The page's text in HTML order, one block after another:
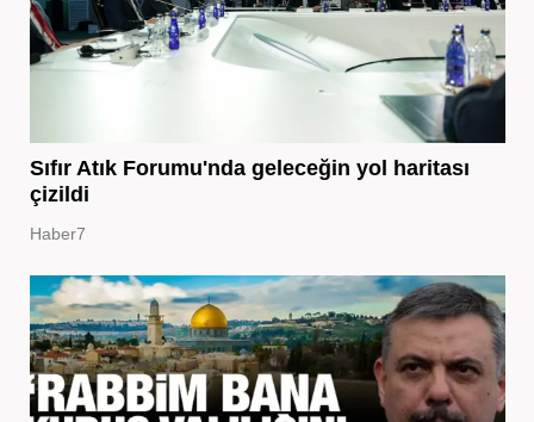
Sıfır Atık Forumu'nda geleceğin yol haritası
çizildi
Haber7